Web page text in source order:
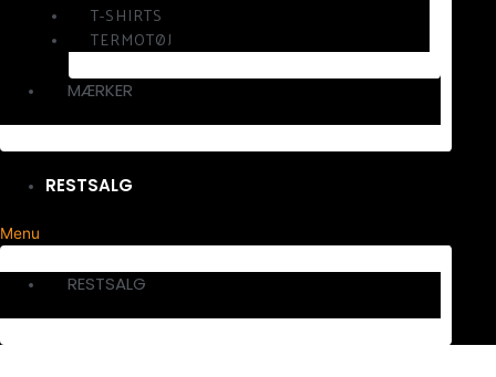
T-SHIRTS
TERMOTØJ
MÆRKER
RESTSALG
Menu
RESTSALG